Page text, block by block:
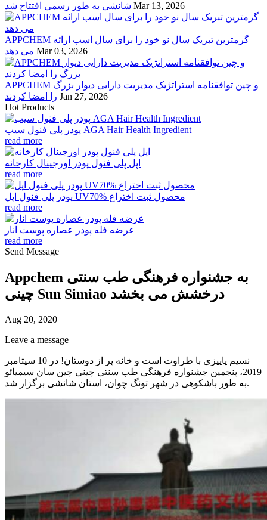
شانشی به طور رسمی افتتاح شد Mar 13, 2026
APPCHEM گرمترین تبریک سال نو خود را برای سال اسب ارائه
می دهد Mar 03, 2026
APPCHEM و چین توافقنامه استراتژیک مدیریت دارایی دیوار بزرگ
را امضا کردند Jan 27, 2026
Hot Products
پودر پلی فنول سیب AGA Hair Health Ingredient
read more
اپل پلی فنول پودر اورجینال کارخانه
read more
پودر پلی فنول اپل UV70% محصول ثبت اختراع
read more
عرضه فله پودر عصاره پوست انار
read more
Send Message
Appchem به جشنواره فرهنگی طب سنتی
چینی Sun Simiao درخشش می بخشد
Aug 20, 2020
Leave a message
نسیم پاییزی با طراوت است و خانه پر از دوستان! در 10 سپتامبر
2019، پنجمین جشنواره فرهنگی طب سنتی چینی چین سان سیمیائو
به طور باشکوهی در شهر تونگ چوان، استان شانشی برگزار شد.